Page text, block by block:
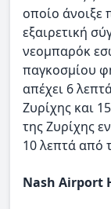
οποίο
εξαιρετική
νεομπαρόκ
παγκοσμίου
απέχει 6
Ζυρίχης και
της Ζυρίχης
10 λεπτά από
Nash Airport